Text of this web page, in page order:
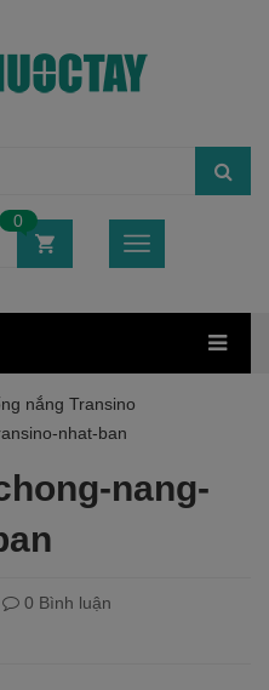
0
nắng Transino
nhat-ban
nang-
0 Bình luận